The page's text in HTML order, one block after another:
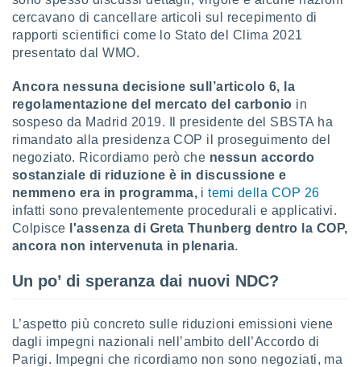
cercavano di cancellare articoli sul recepimento di
rapporti scientifici come lo Stato del Clima 2021
presentato dal WMO.
Ancora nessuna decisione sull’articolo 6, la
regolamentazione del mercato del carbonio in
sospeso da Madrid 2019. Il presidente del SBSTA ha
rimandato alla presidenza COP il proseguimento del
negoziato. Ricordiamo però che nessun accordo
sostanziale di riduzione è in discussione e
nemmeno era in programma, itemi della COP 26
infatti sono prevalentemente procedurali e applicativi.
Colpisce
l'assenza di Greta Thunberg dentro la COP,
ancora non intervenuta in plenaria.
Un po’ di speranza dai nuovi NDC?
L’aspetto più concreto sulle riduzioni emissioni viene
dagli impegni nazionali nell’ambito dell’Accordo di
Parigi. Impegni che ricordiamo non sono negoziati, ma